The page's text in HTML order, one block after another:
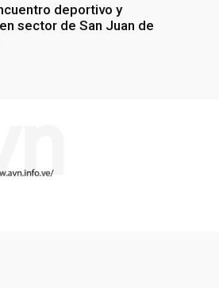
deportivo y
sector de San Juan de